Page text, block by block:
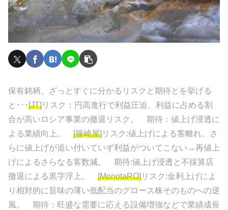
保有銘柄、ざっとすぐに分かるリスクと期待とを挙げる
と･･･[JT] リスク：円高進行で利益圧迫、利益に占める割
合が高いロシア事業の撤退リスク。 期待：値上げ浸透に
よる業績向上。 [篠崎屋] リスク:値上げによる客離れ、さ
らに値上げが追い付いていず利益がついてこない→再値上
げによるさらなる客数減。 期待:値上げ浸透と不採算店
撤退による黒字浮上。 [MonotaRO] リスク:金利上げによ
り相対的に旨味の薄い低配当のグロース株そのものへの逆
風。 期待：旺盛な需要に応える設備増強などで業績成長